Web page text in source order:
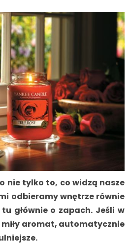
nie tylko to, co widzą nasze
odbieramy wnętrze równie
głównie o zapach. Jeśli w
miły aromat, automatycznie